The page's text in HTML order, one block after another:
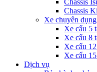
Chassis
Chassis
Xe chuyên dụng
Xe cẩu 5
Xe cẩu 8
Xe cẩu
Xe cẩu
Dịch vụ